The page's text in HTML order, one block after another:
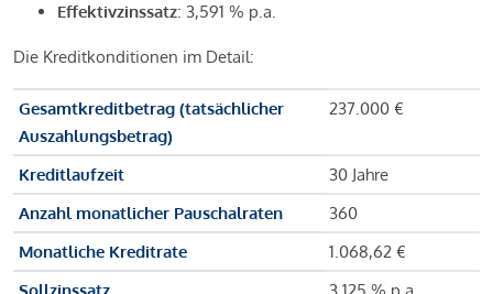
Effektivzinssatz: 3,591 % p.a.
Die Kreditkonditionen im Detail:
Gesamtkreditbetrag (tatsächlicher
Auszahlungsbetrag)
237.000 €
Kreditlaufzeit
30 Jahre
Anzahl monatlicher Pauschalraten
360
Monatliche Kreditrate
1.068,62 €